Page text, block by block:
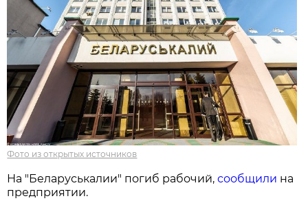
Фото из открытых источников
На "Беларуськалии" погиб рабочий,сообщили на
предприятии.